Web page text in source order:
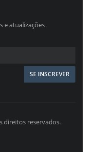
e atualizações
direitos reservados.